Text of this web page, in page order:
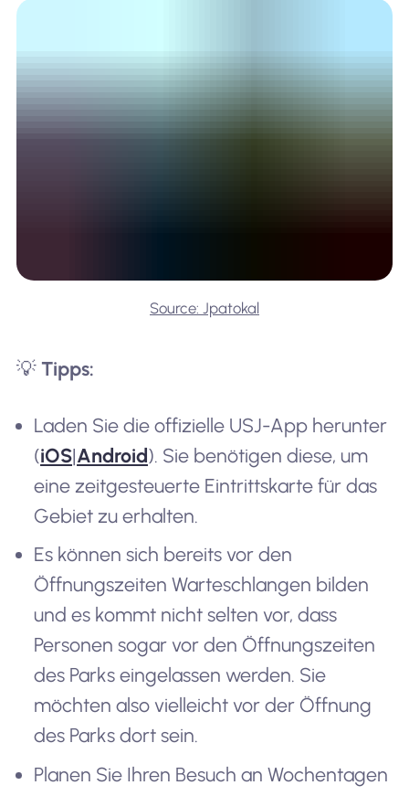
Source: Jpatokal
💡 Tipps:
Laden Sie die offizielle USJ-App herunter
(iOS|Android). Sie benötigen diese, um
eine zeitgesteuerte Eintrittskarte für das
Gebiet zu erhalten.
Es können sich bereits vor den
Öffnungszeiten Warteschlangen bilden
und es kommt nicht selten vor, dass
Personen sogar vor den Öffnungszeiten
des Parks eingelassen werden. Sie
möchten also vielleicht vor der Öffnung
des Parks dort sein.
Planen Sie Ihren Besuch an Wochentagen